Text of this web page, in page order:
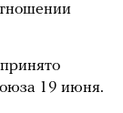
19 июня.